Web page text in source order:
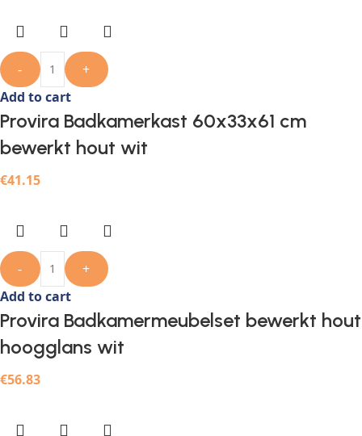
-
+
Add to cart
Provira Badkamerkast 60x33x61 cm
bewerkt hout wit
€41.15
-
+
Add to cart
Provira Badkamermeubelset bewerkt hout
hoogglans wit
€56.83